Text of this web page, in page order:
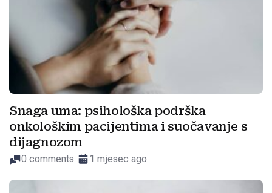
Snaga uma: psihološka podrška
onkološkim pacijentima i suočavanje s
dijagnozom
0 comments 1 mjesec ago